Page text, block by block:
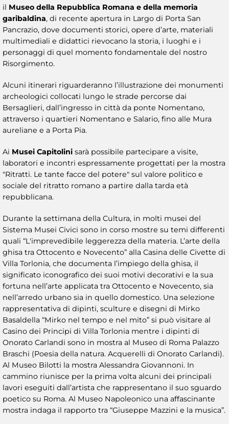
il Museo della Repubblica Romana e della memoria
garibaldina, di recente apertura in Largo di Porta San
Pancrazio, dove documenti storici, opere d’arte, materiali
multimediali e didattici rievocano la storia, i luoghi e i
personaggi di quel momento fondamentale del nostro
Risorgimento.
Alcuni itinerari riguarderanno l’illustrazione dei monumenti
archeologici collocati lungo le strade percorse dai
Bersaglieri, dall’ingresso in città da ponte Nomentano,
attraverso i quartieri Nomentano e Salario, fino alle Mura
aureliane e a Porta Pia.
Ai Musei Capitolini sarà possibile partecipare a visite,
laboratori e incontri espressamente progettati per la mostra
"Ritratti. Le tante facce del potere" sul valore politico e
sociale del ritratto romano a partire dalla tarda età
repubblicana.
Durante la settimana della Cultura, in molti musei del
Sistema Musei Civici sono in corso mostre su temi differenti
quali “L'imprevedibile leggerezza della materia. L’arte della
ghisa tra Ottocento e Novecento” alla Casina delle Civette di
Villa Torlonia, che documenta l’impiego della ghisa, il
significato iconografico dei suoi motivi decorativi e la sua
fortuna nell’arte applicata tra Ottocento e Novecento, sia
nell’arredo urbano sia in quello domestico. Una selezione
rappresentativa di dipinti, sculture e disegni di Mirko
Basaldella “Mirko nel tempo e nel mito” si può visitare al
Casino dei Principi di Villa Torlonia mentre i dipinti di
Onorato Carlandi sono in mostra al Museo di Roma Palazzo
Braschi (Poesia della natura. Acquerelli di Onorato Carlandi).
Al Museo Bilotti la mostra Alessandra Giovannoni. In
cammino riunisce per la prima volta alcuni dei principali
lavori eseguiti dall’artista che rappresentano il suo sguardo
poetico su Roma. Al Museo Napoleonico una affascinante
mostra indaga il rapporto tra “Giuseppe Mazzini e la musica”.